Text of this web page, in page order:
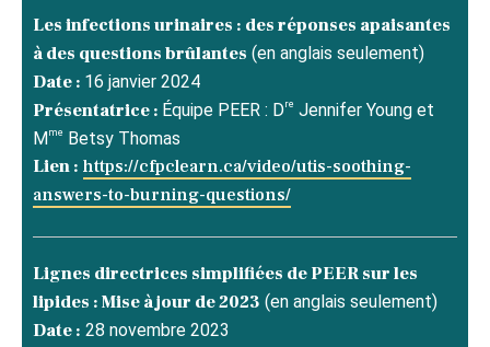
Les infections urinaires : des réponses apaisantes
à des questions brûlantes (en anglais seulement)
Date : 16 janvier 2024
Présentatrice : Équipe PEER : Dre Jennifer Young et
Mme Betsy Thomas
Lien : https://cfpclearn.ca/video/utis-soothing-
answers-to-burning-questions/
Lignes directrices simplifiées de PEER sur les
lipides : Mise à jour de 2023 (en anglais seulement)
Date : 28 novembre 2023